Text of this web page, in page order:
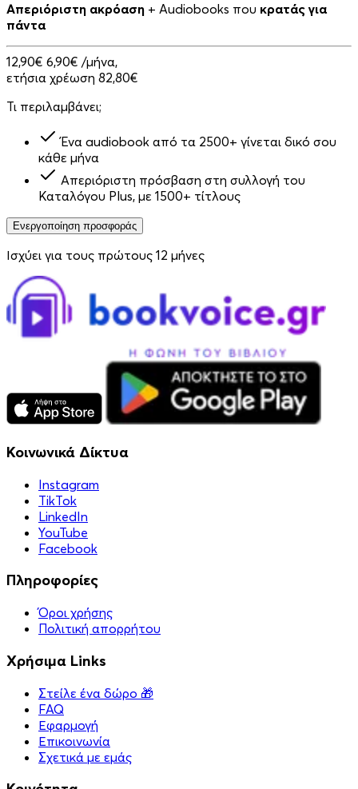
Απεριόριστη ακρόαση + Audiobooks που κρατάς για
πάντα
12,90€ 6,90€ /μήνα,
ετήσια χρέωση 82,80€
Τι περιλαμβάνει;
Ένα audiobook από τα 2500+ γίνεται δικό σου
κάθε μήνα
Απεριόριστη πρόσβαση στη συλλογή του
Καταλόγου Plus, με 1500+ τίτλους
Ενεργοποίηση προσφοράς
Ισχύει για τους πρώτους 12 μήνες
Κοινωνικά Δίκτυα
Instagram
TikTok
LinkedIn
YouTube
Facebook
Πληροφορίες
Όροι χρήσης
Πολιτική απορρήτου
Χρήσιμα Links
Στείλε ένα δώρο 🎁
FAQ
Εφαρμογή
Επικοινωνία
Σχετικά με εμάς